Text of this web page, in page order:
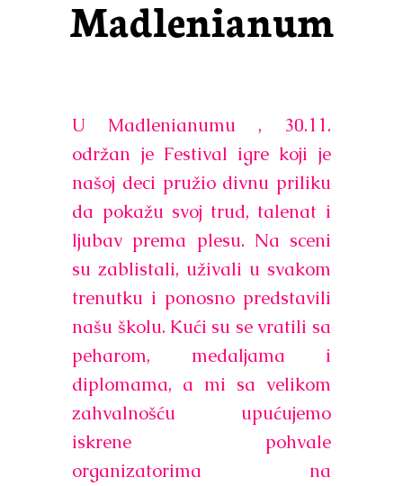
Madlenianum
U Madlenianumu , 30.11.
održan je Festival igre koji je
našoj deci pružio divnu priliku
da pokažu svoj trud, talenat i
ljubav prema plesu. Na sceni
su zablistali, uživali u svakom
trenutku i ponosno predstavili
našu školu. Kući su se vratili sa
peharom, medaljama i
diplomama, a mi sa velikom
zahvalnošću upućujemo
iskrene pohvale
organizatorima na